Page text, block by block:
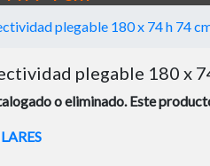
plegable 180 x 74 h 74
plegable 180 x
o eliminado. Este